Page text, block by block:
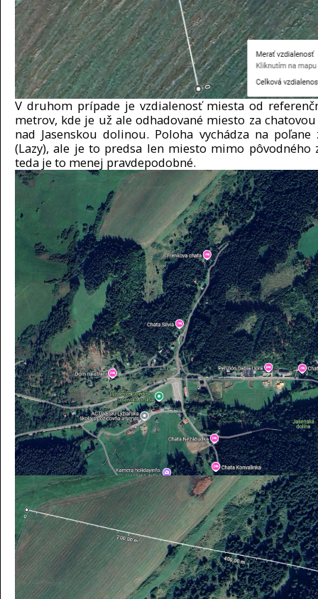
V druhom prípade je vzdialenosť miesta od
metrov, kde je už ale odhadované miesto za
nad Jasenskou dolinou. Poloha vychádza na poľane
(Lazy), ale je to predsa len miesto mimo pôvodného
teda je to menej pravdepodobné.